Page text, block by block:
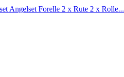
Angelset Forelle 2 x Rute 2 x Rolle...